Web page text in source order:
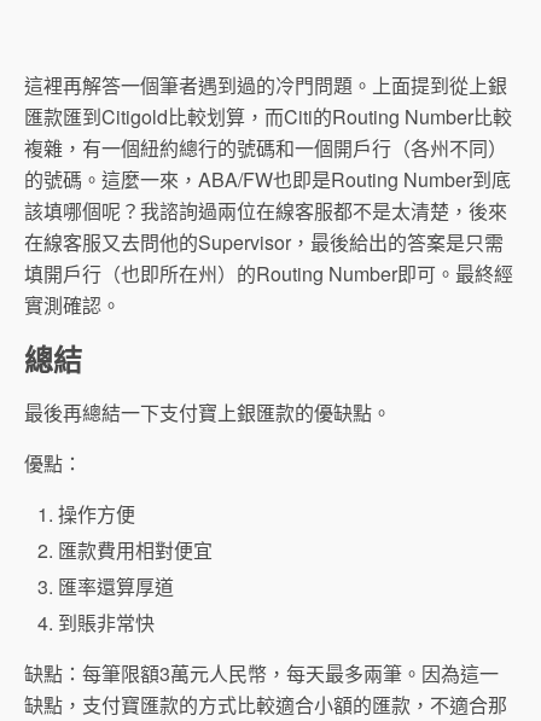
這裡再解答一個筆者遇到過的冷門問題。上面提到從上銀
匯款匯到Citigold比較划算，而Citi的Routing Number比較
複雜，有一個紐約總行的號碼和一個開戶行（各州不同）
的號碼。這麼一來，ABA/FW也即是Routing Number到底
該填哪個呢？我諮詢過兩位在線客服都不是太清楚，後來
在線客服又去問他的Supervisor，最後給出的答案是只需
填開戶行（也即所在州）的Routing Number即可。最終經
實測確認。
總結
最後再總結一下支付寶上銀匯款的優缺點。
優點：
操作方便
匯款費用相對便宜
匯率還算厚道
到賬非常快
缺點：每筆限額3萬元人民幣，每天最多兩筆。因為這一
缺點，支付寶匯款的方式比較適合小額的匯款，不適合那